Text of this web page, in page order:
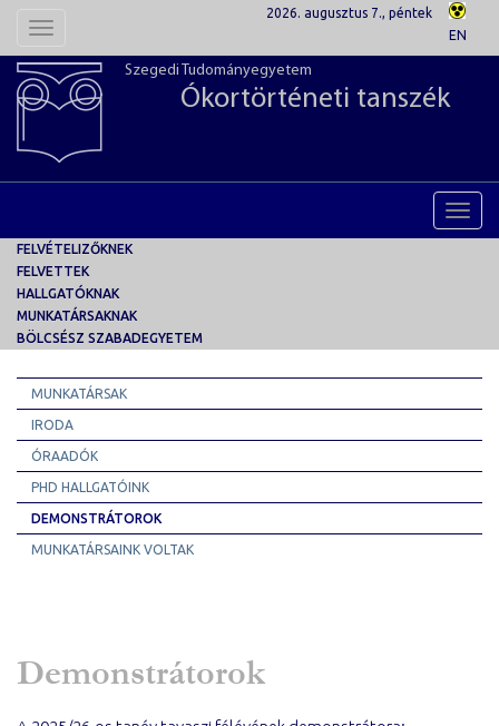
Toggle
2026. augusztus 7., péntek
EN
Szegedi Tudományegyetem
Ókortörténeti tanszék
FELVÉTELIZŐKNEK
FELVETTEK
HALLGATÓKNAK
MUNKATÁRSAKNAK
BÖLCSÉSZ SZABADEGYETEM
MUNKATÁRSAK
IRODA
ÓRAADÓK
PHD HALLGATÓINK
DEMONSTRÁTOROK
MUNKATÁRSAINK VOLTAK
Demonstrátorok